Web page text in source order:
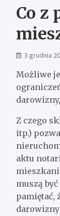
Co z
3 grudnia
Możliwe
Z czego
itp.)
aktu
muszą
pamiętać,